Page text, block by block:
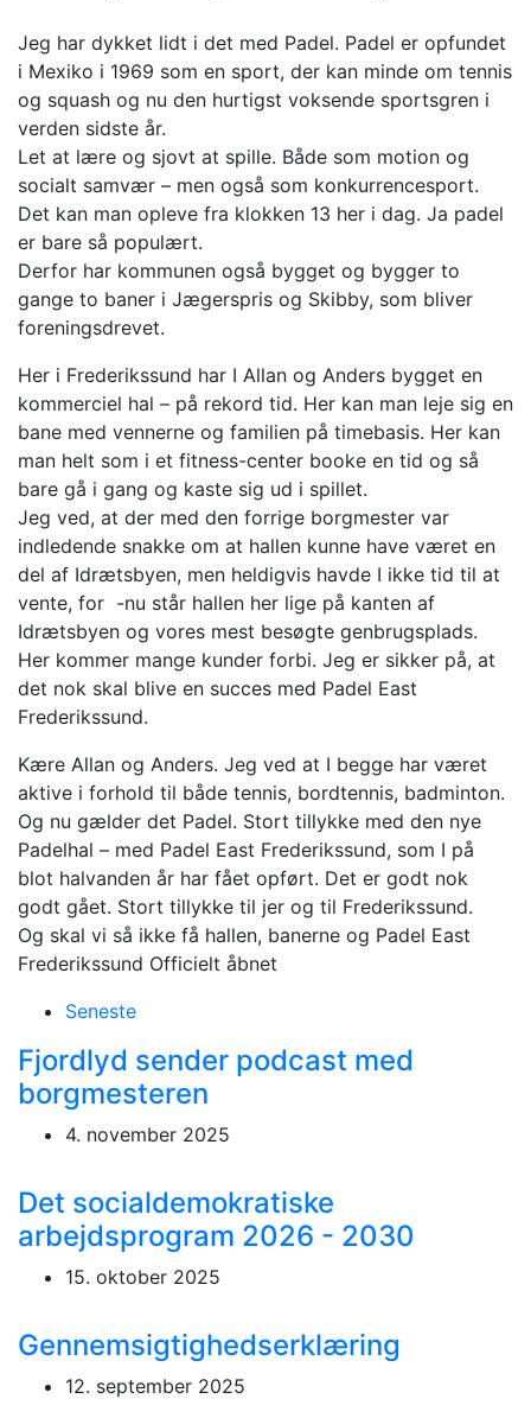
Jeg har dykket lidt i det med Padel. Padel er opfundet
i Mexiko i 1969 som en sport, der kan minde om tennis
og squash og nu den hurtigst voksende sportsgren i
verden sidste år.
Let at lære og sjovt at spille. Både som motion og
socialt samvær – men også som konkurrencesport.
Det kan man opleve fra klokken 13 her i dag. Ja padel
er bare så populært.
Derfor har kommunen også bygget og bygger to
gange to baner i Jægerspris og Skibby, som bliver
foreningsdrevet.
Her i Frederikssund har I Allan og Anders bygget en
kommerciel hal – på rekord tid. Her kan man leje sig en
bane med vennerne og familien på timebasis. Her kan
man helt som i et fitness-center booke en tid og så
bare gå i gang og kaste sig ud i spillet.
Jeg ved, at der med den forrige borgmester var
indledende snakke om at hallen kunne have været en
del af Idrætsbyen, men heldigvis havde I ikke tid til at
vente, for -nu står hallen her lige på kanten af
Idrætsbyen og vores mest besøgte genbrugsplads.
Her kommer mange kunder forbi. Jeg er sikker på, at
det nok skal blive en succes med Padel East
Frederikssund.
Kære Allan og Anders. Jeg ved at I begge har været
aktive i forhold til både tennis, bordtennis, badminton.
Og nu gælder det Padel. Stort tillykke med den nye
Padelhal – med Padel East Frederikssund, som I på
blot halvanden år har fået opført. Det er godt nok
godt gået. Stort tillykke til jer og til Frederikssund.
Og skal vi så ikke få hallen, banerne og Padel East
Frederikssund Officielt åbnet
Seneste
Fjordlyd sender podcast med
borgmesteren
4. november 2025
Det socialdemokratiske
arbejdsprogram 2026 - 2030
15. oktober 2025
Gennemsigtighedserklæring
12. september 2025